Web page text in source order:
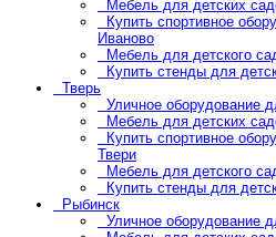
Мебель для детских
Купить спортивное
Иваново
Мебель для детского
Купить стенды для
Тверь
Уличное оборудование
Мебель для детских
Купить спортивное
Твери
Мебель для детского
Купить стенды для
Рыбинск
Уличное оборудование